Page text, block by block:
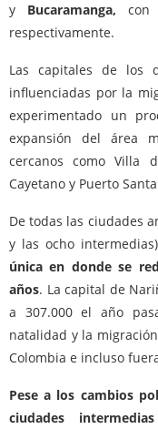
y Bucaramanga, con
respectivamente.
Las capitales de los
influenciadas por la
experimentado un
expansión del área
cercanos como Villa
Cayetano y Puerto
De todas las ciudades
y las ocho intermedias)
única en donde se
años. La capital de
a 307.000 el año
natalidad y la
Colombia e incluso
Pese a los cambios
ciudades